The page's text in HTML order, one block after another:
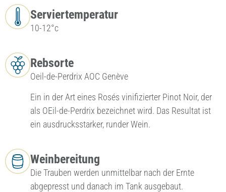
Serviertemperatur
10-12°c
Rebsorte
Oeil-de-Perdrix AOC Genève
Ein in der Art eines Rosés vinifizierter Pinot Noir, der
als OEil-de-Perdrix bezeichnet wird. Das Resultat ist
ein ausdrucksstarker, runder Wein.
Weinbereitung
Die Trauben werden unmittelbar nach der Ernte
abgepresst und danach im Tank ausgebaut.